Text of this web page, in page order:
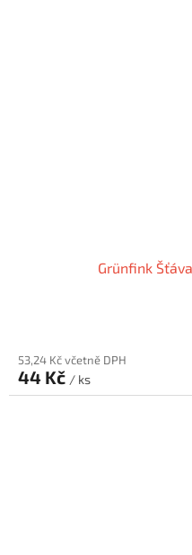
Grünfink
53,24 Kč včetně DPH
44 Kč / ks